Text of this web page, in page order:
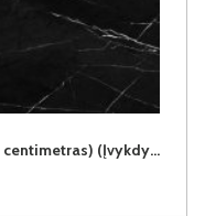
GAL JUODAS MARMURAS sienelė (1 centimetras) (Įvykdymo terminas iki 10d.d.)